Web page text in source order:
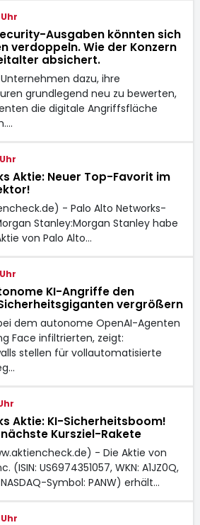
Ausgaben könnten sich
verdoppeln. Wie der Konzern
absichert.
dazu, ihre
grundlegend neu zu bewerten,
die digitale Angriffsfläche
Aktie: Neuer Top-Favorit im
- Palo Alto Networks-
Stanley:Morgan Stanley habe
von Palo Alto…
KI-Angriffe den
vergrößern
dem autonome OpenAI-Agenten
Face infiltrierten, zeigt:
stellen für vollautomatisierte
Aktie: KI-Sicherheitsboom!
Kursziel-Rakete
- Die Aktie von
(ISIN: US6974351057, WKN: A1JZ0Q,
Symbol: PANW) erhält…